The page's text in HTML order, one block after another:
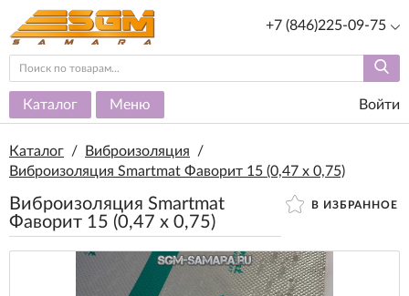
+7 (846)225-09-75
Каталог Меню Войти
Каталог / Виброизоляция
/
Виброизоляция Smartmat Фаворит 15 (0,47 х 0,75)
В ИЗБРАННОЕ
Виброизоляция Smartmat
Фаворит 15 (0,47 х 0,75)